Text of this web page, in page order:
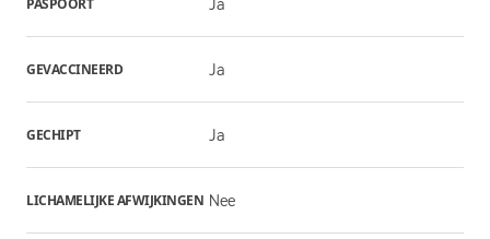
Ja
GEVACCINEERD Ja
GECHIPT Ja
LICHAMELIJKE AFWIJKINGEN Nee